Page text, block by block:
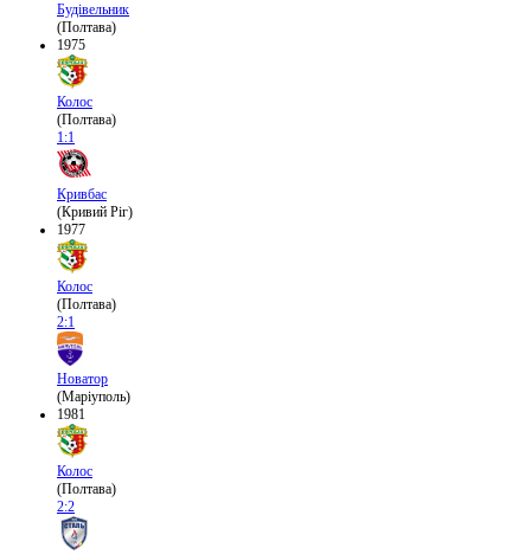
Будівельник
(Полтава)
1975
Колос
(Полтава)
1:1
Кривбас
(Кривий Ріг)
1977
Колос
(Полтава)
2:1
Новатор
(Маріуполь)
1981
Колос
(Полтава)
2:2